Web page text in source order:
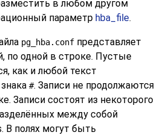
в любом другом
параметр hba_file.
pg_hba.conf представляет
по одной в строке. Пустые
как и любой текст
#. Записи не продолжаются
Записи состоят из некоторого
между собой
В полях могут быть